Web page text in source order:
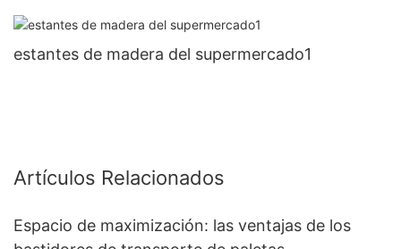
estantes de madera del supermercado1
Artículos Relacionados
Espacio de maximización: las ventajas de los